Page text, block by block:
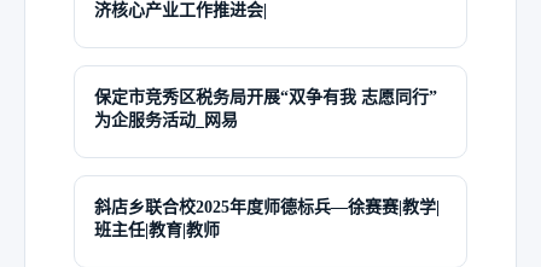
济核心产业工作推进会|
保定市竞秀区税务局开展“双争有我 志愿同行”
为企服务活动_网易
斜店乡联合校2025年度师德标兵—徐赛赛|教学|
班主任|教育|教师